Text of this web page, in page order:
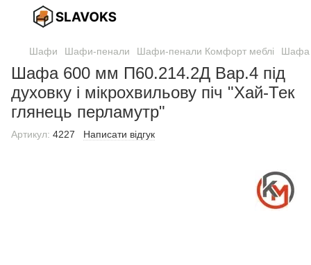
Шафи Шафи-пенали Шафи-пенали Комфорт меблі Шафа
Шафа 600 мм П60.214.2Д Вар.4 під
духовку і мікрохвильову піч "Хай-Тек
глянець перламутр"
Артикул: 4227 Написати відгук